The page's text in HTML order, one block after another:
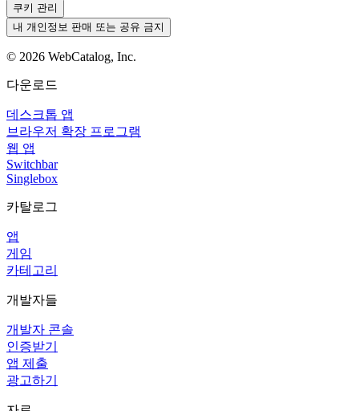
쿠키 관리
내 개인정보 판매 또는 공유 금지
© 2026 WebCatalog, Inc.
다운로드
데스크톱 앱
브라우저 확장 프로그램
웹 앱
Switchbar
Singlebox
카탈로그
앱
게임
카테고리
개발자들
개발자 콘솔
인증받기
앱 제출
광고하기